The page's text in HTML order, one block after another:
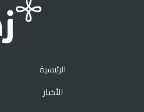
الرئيسية
الأخبار